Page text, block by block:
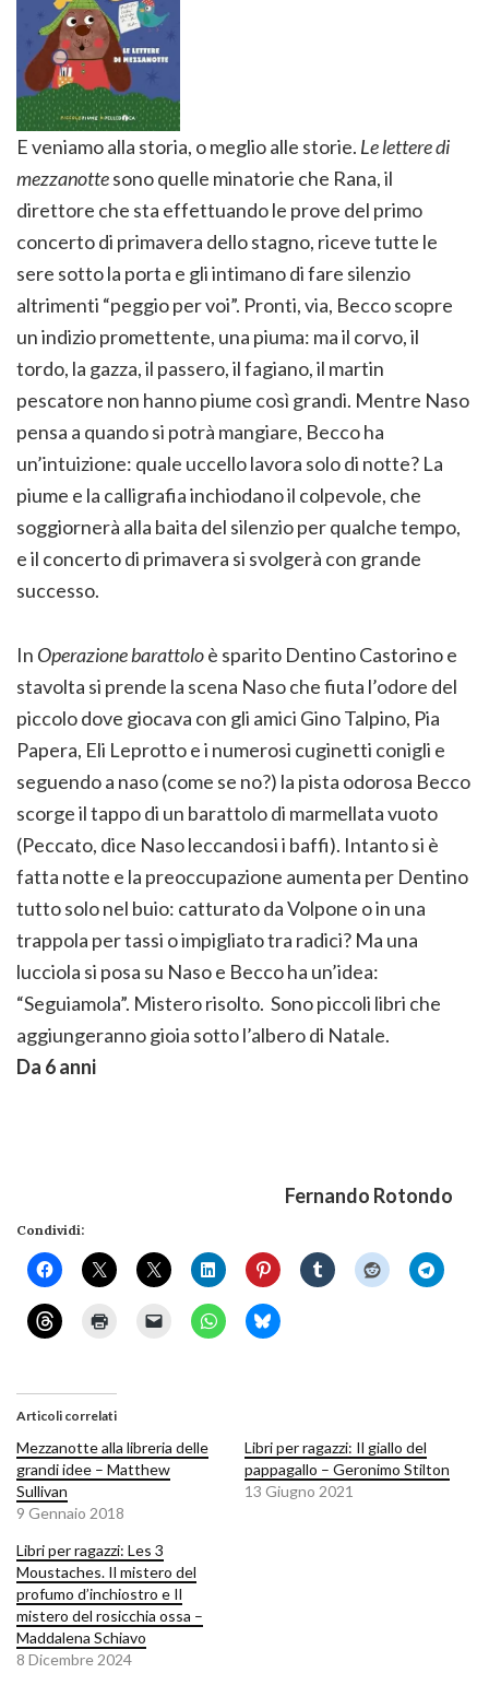
E veniamo alla storia, o meglio alle storie. Le lettere di
mezzanottesono quelle minatorie che Rana, il
direttore che sta effettuando le prove del primo
concerto di primavera dello stagno, riceve tutte le
sere sotto la porta e gli intimano di fare silenzio
altrimenti “peggio per voi”. Pronti, via, Becco scopre
un indizio promettente, una piuma: ma il corvo, il
tordo, la gazza, il passero, il fagiano, il martin
pescatore non hanno piume così grandi. Mentre Naso
pensa a quando si potrà mangiare, Becco ha
un’intuizione: quale uccello lavora solo di notte? La
piume e la calligrafia inchiodano il colpevole, che
soggiornerà alla baita del silenzio per qualche tempo,
e il concerto di primavera si svolgerà con grande
successo.
In Operazione barattoloè sparito Dentino Castorino e
stavolta si prende la scena Naso che fiuta l’odore del
piccolo dove giocava con gli amici Gino Talpino, Pia
Papera, Eli Leprotto e i numerosi cuginetti conigli e
seguendo a naso (come se no?) la pista odorosa Becco
scorge il tappo di un barattolo di marmellata vuoto
(Peccato, dice Naso leccandosi i baffi). Intanto si è
fatta notte e la preoccupazione aumenta per Dentino
tutto solo nel buio: catturato da Volpone o in una
trappola per tassi o impigliato tra radici? Ma una
lucciola si posa su Naso e Becco ha un’idea:
“Seguiamola”. Mistero risolto. Sono piccoli libri che
aggiungeranno gioia sotto l’albero di Natale.
Da 6 anni
Fernando Rotondo
Condividi:
Articoli correlati
Mezzanotte alla libreria delle
grandi idee – Matthew
Sullivan
9 Gennaio 2018
Libri per ragazzi: Il giallo del
pappagallo – Geronimo Stilton
13 Giugno 2021
Libri per ragazzi: Les 3
Moustaches. Il mistero del
profumo d’inchiostro e Il
mistero del rosicchia ossa –
Maddalena Schiavo
8 Dicembre 2024